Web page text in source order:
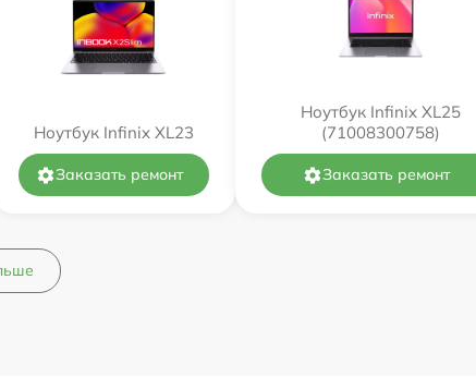
Ноутбук Infinix XL23
Заказать ремонт
Ноутбук Infinix XL25
(71008300758)
Заказать ремонт